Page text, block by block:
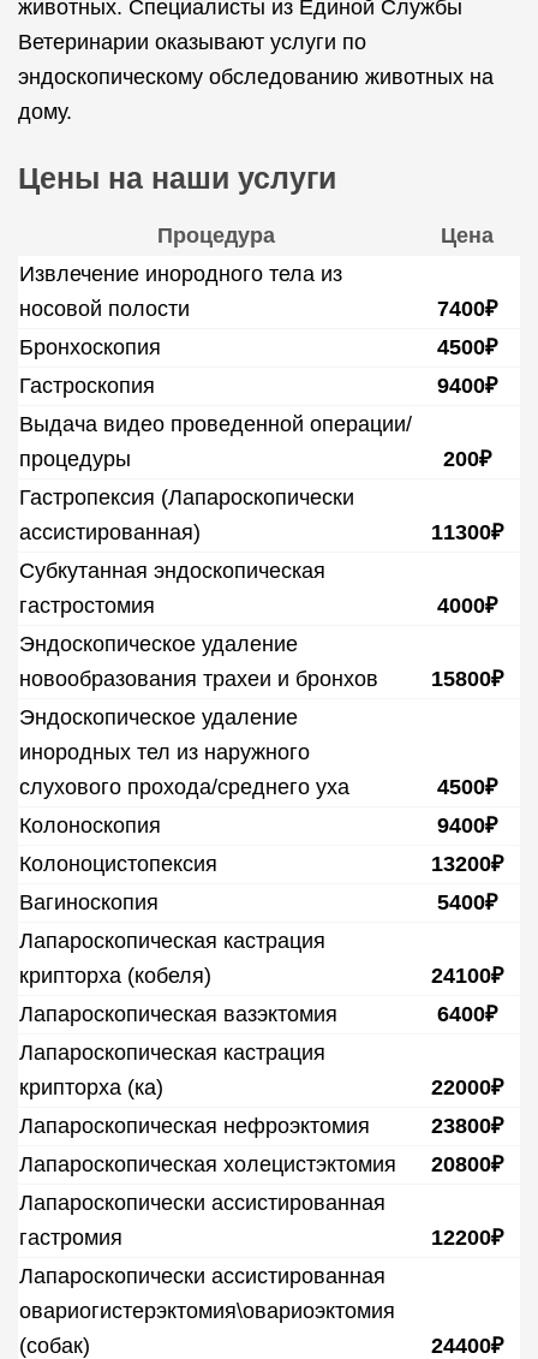
животных. Специалисты из Единой Службы
Ветеринарии оказывают услуги по
эндоскопическому обследованию животных на
дому.
Цены на наши услуги
Процедура
Цена
Извлечение инородного тела из
носовой полости
7400₽
Бронхоскопия
4500₽
Гастроскопия
9400₽
Выдача видео проведенной операции/
процедуры
200₽
Гастропексия (Лапароскопически
ассистированная)
11300₽
Субкутанная эндоскопическая
гастростомия
4000₽
Эндоскопическое удаление
новообразования трахеи и бронхов
15800₽
Эндоскопическое удаление
инородных тел из наружного
слухового прохода/среднего уха
4500₽
Колоноскопия
9400₽
Колоноцистопексия
13200₽
Вагиноскопия
5400₽
Лапароскопическая кастрация
крипторха (кобеля)
24100₽
Лапароскопическая вазэктомия
6400₽
Лапароскопическая кастрация
крипторха (ка)
22000₽
Лапароскопическая нефроэктомия
23800₽
Лапароскопическая холецистэктомия
20800₽
Лапароскопически ассистированная
гастромия
12200₽
Лапароскопически ассистированная
овариогистерэктомия\овариоэктомия
(собак)
24400₽